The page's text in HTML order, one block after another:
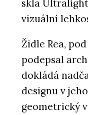
skla
vizuální
Židle Rea,
podepsal
dokládá
designu v
geometrický